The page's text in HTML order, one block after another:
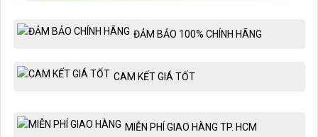
ĐẢM BẢO 100% CHÍNH HÃNG
CAM KẾT GIÁ TỐT
MIỄN PHÍ GIAO HÀNG TP. HCM